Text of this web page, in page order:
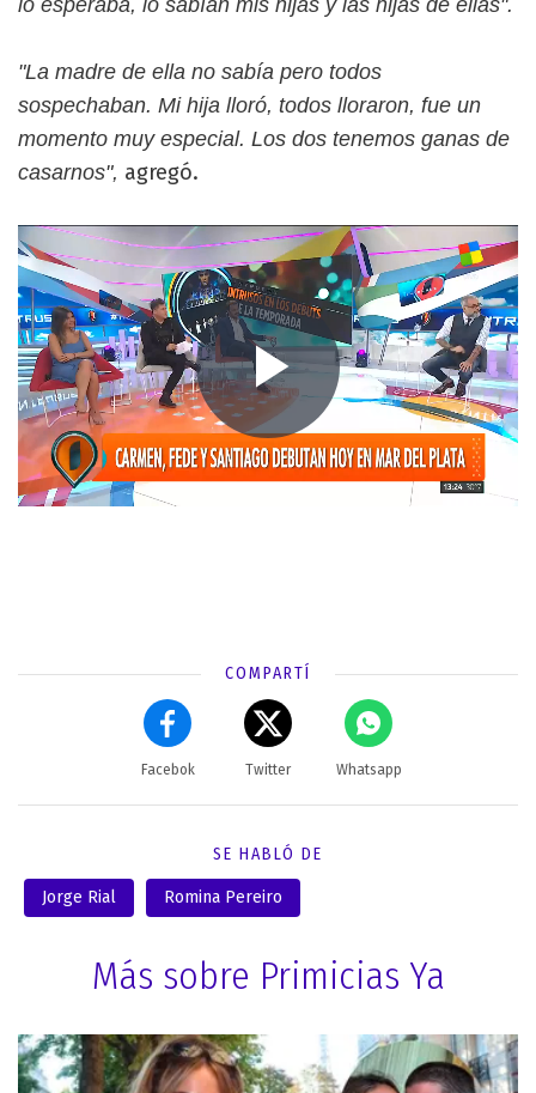
"La madre de ella no sabía pero todos
sospechaban. Mi hija lloró, todos lloraron, fue un
momento muy especial. Los dos tenemos ganas de
casarnos", agregó.
COMPARTÍ
Facebok Twitter Whatsapp
SE HABLÓ DE
Jorge Rial Romina Pereiro
Más sobre Primicias Ya